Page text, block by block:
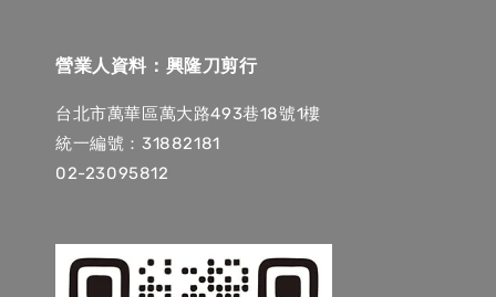
營業人資料：興隆刀剪行
台北市萬華區萬大路493巷18號1樓
統一編號：31882181
02-23095812